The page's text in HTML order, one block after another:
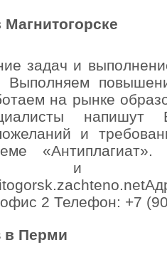
задач и
на рынке
и
«Антиплагиат».
и
2 Телефон: +7
в Перми